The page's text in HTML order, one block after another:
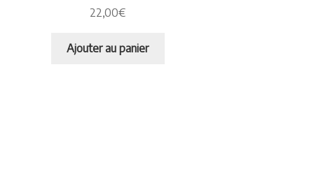
22,00€
Ajouter au panier